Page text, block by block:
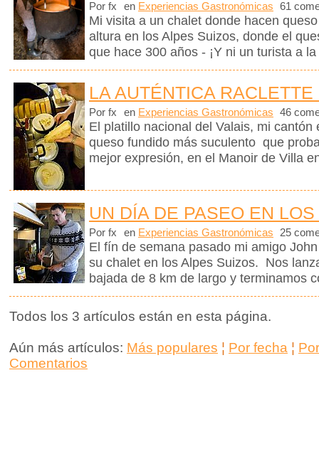
Por fx en Experiencias Gastronómicas 61
Mi visita a un chalet donde hacen
altura en los Alpes Suizos, donde el
que hace 300 años - ¡Y ni un turista a
LA AUTÉNTICA RACLETTE
Por fx en Experiencias Gastronómicas 46
El platillo nacional del Valais, mi
queso fundido más suculento que
mejor expresión, en el Manoir de Villa
UN DÍA DE PASEO EN
Por fx en Experiencias Gastronómicas 25
El fín de semana pasado mi amigo
su chalet en los Alpes Suizos. Nos
bajada de 8 km de largo y terminamos
Todos los 3 artículos están en esta página.
Aún más artículos: Más populares ¦ Por fecha ¦
Comentarios